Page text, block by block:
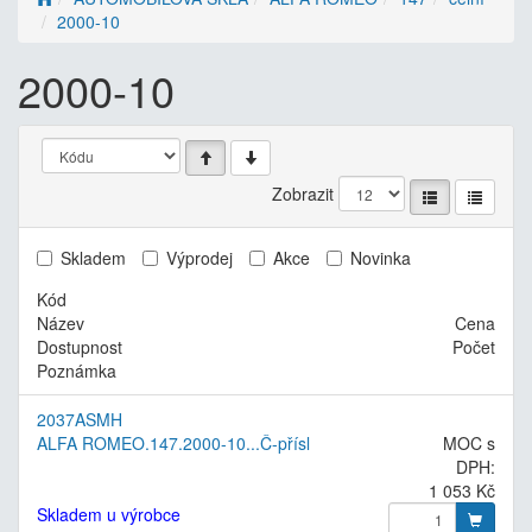
2000-10
2000-10
Zobrazit
Skladem Výprodej Akce
Novinka
Kód
Název
Cena
Dostupnost
Počet
Poznámka
2037ASMH
ALFA ROMEO.147.2000-10...Č-přísl
MOC s
DPH:
1 053 Kč
Skladem u výrobce